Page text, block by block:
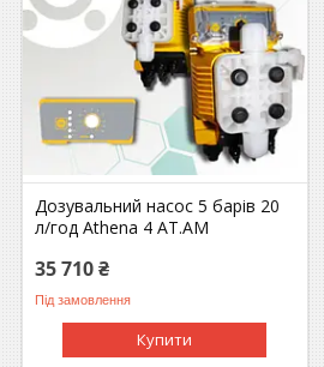
Дозувальний насос 5 барів 20
л/год Athena 4 AT.AM
35 710 ₴
Під замовлення
Купити